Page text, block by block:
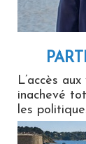
L’accès
inachevé
les